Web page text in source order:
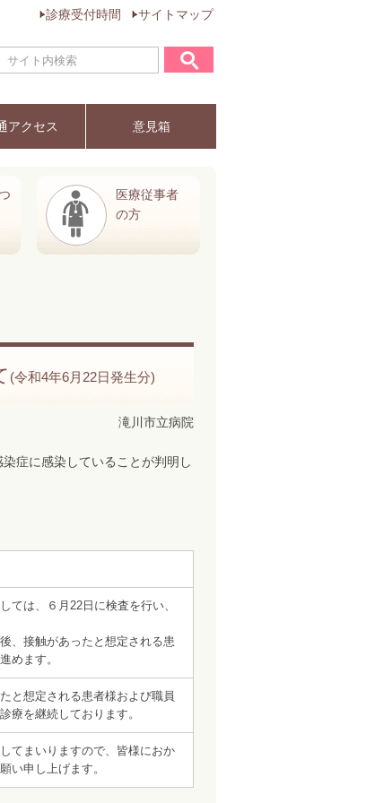
診療受付時間 サイトマップ
アクセス 意見箱
医療従事者
の方
(令和4年6月22日発生分)
滝川市立病院
症に感染していることが判明し
は、６月22日に検査を行い、
、接触があったと想定される患
めます。
と想定される患者様および職員
療を継続しております。
てまいりますので、皆様におか
い申し上げます。